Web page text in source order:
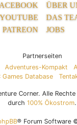
YOUTUBE
PATREON
ÜBER
DAS
JOBS
Partnerseiten
Adventures-Kompakt
Games Database
Corner. Alle
durch 100% Ökostrom.
® Forum Software